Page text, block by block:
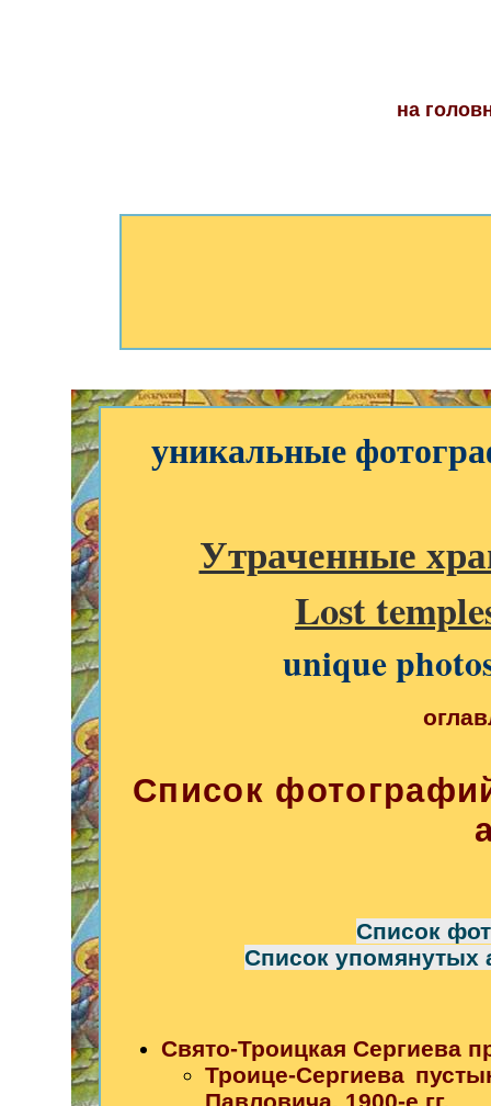
на
уникальные
Утраченные
Lost
unique
Список
Список
Список упомянутых
Свято-Троицкая Сергиева
Троице-Сергиева